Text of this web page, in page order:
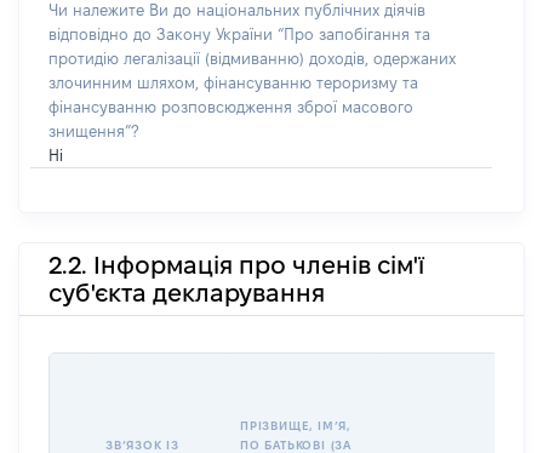
Чи належите Ви до національних публічних діячів
відповідно до Закону України “Про запобігання та
протидію легалізації (відмиванню) доходів, одержаних
злочинним шляхом, фінансуванню тероризму та
фінансуванню розповсюдження зброї масового
знищення”?
Ні
2.2. Інформація про членів сім'ї
суб'єкта декларування
ЗВʼЯЗОК ІЗ
ПРІЗВИЩЕ, ІМʼЯ,
ПО БАТЬКОВІ (ЗА